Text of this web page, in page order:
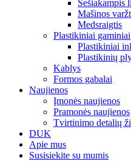
Šešiakampis
Mašinos
Medsraigtis
Plastikiniai gaminiai
Plastikiniai
Plastikinių
Kablys
Formos gabalai
Naujienos
Įmonės naujienos
Pramonės naujienos
Tvirtinimo detalių
DUK
Apie mus
Susisiekite su mumis